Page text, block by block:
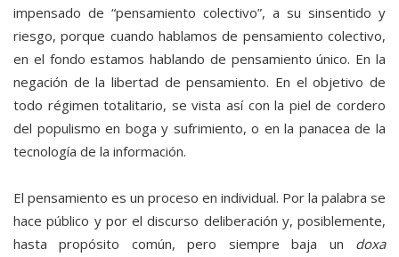
impensado de “pensamiento colectivo”, a su sinsentido y
riesgo, porque cuando hablamos de pensamiento colectivo,
en el fondo estamos hablando de pensamiento único. En la
negación de la libertad de pensamiento. En el objetivo de
todo régimen totalitario, se vista así con la piel de cordero
del populismo en boga y sufrimiento, o en la panacea de la
tecnología de la información.
El pensamiento es un proceso en individual. Por la palabra se
hace público y por el discurso deliberación y, posiblemente,
hasta propósito común, pero siempre baja un doxa